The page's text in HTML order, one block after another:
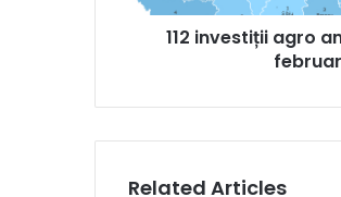
112 investiții agro
Related Articles